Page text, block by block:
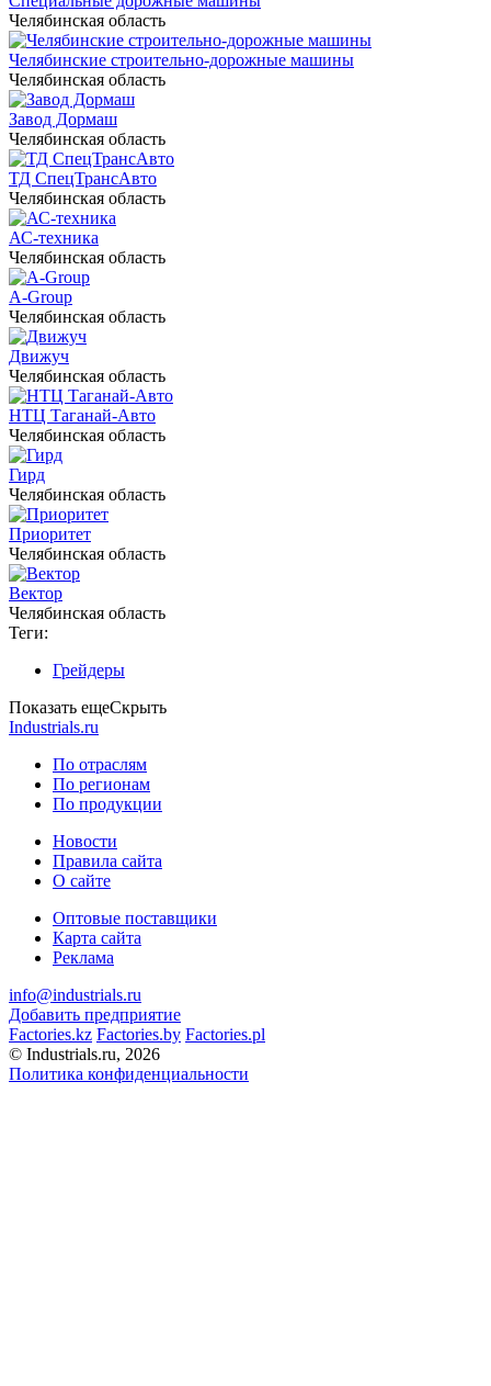
Челябинская область
Челябинские строительно-дорожные машины
Челябинская область
Завод Дормаш
Челябинская область
ТД СпецТрансАвто
Челябинская область
АС-техника
Челябинская область
A-Group
Челябинская область
Движуч
Челябинская область
НТЦ Таганай-Авто
Челябинская область
Гирд
Челябинская область
Приоритет
Челябинская область
Вектор
Челябинская область
Теги:
Грейдеры
Показать ещеСкрыть
Industrials.ru
По отраслям
По регионам
По продукции
Новости
Правила сайта
О сайте
Оптовые поставщики
Карта сайта
Реклама
info@industrials.ru
Добавить предприятие
Factories.kz Factories.by Factories.pl
© Industrials.ru, 2026
Политика конфиденциальности